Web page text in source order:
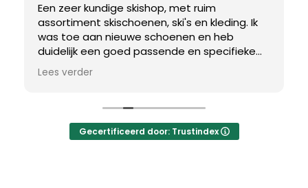
Een zeer kundige skishop, met ruim
assortiment skischoenen, ski's en kleding. Ik
was toe aan nieuwe schoenen en heb
duidelijk een goed passende en specifieke
breedtemaat nodig. Er werd uitgebreid de
tijd genomen om de juiste schoen te vinden.
gevonden, waar met een paar kleine
aanpassing het perfecte model van werd
gemaakt.
Lees verder
Gecertificeerd door: Trustindex